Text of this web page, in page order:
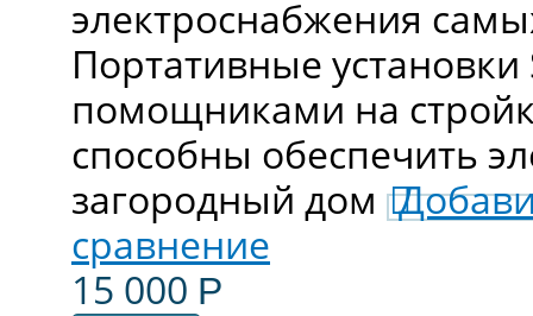
электроснабжения
Портативные
помощниками на
способны обеспечить
загородный дом
сравнение
15 000 Р